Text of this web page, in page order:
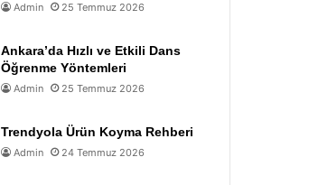
Admin 25 Temmuz 2026
Ankara’da Hızlı ve Etkili Dans
Öğrenme Yöntemleri
Admin 25 Temmuz 2026
Trendyola Ürün Koyma Rehberi
Admin 24 Temmuz 2026